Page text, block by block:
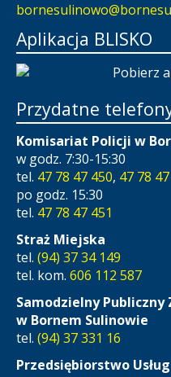
Aplikacja BLISKO
Przydatne
Komisariat Policji w
w godz. 7:30-15:30
tel. 47 78 47 450, 47 78
po godz. 15:30
tel. 47 78 47 451
Straż Miejska
tel. (94) 37 34 149
tel. kom. 606 112 587
Samodzielny
w Bornem Sulinowie
tel. (94) 37 331 16
Przedsiębiorstwo